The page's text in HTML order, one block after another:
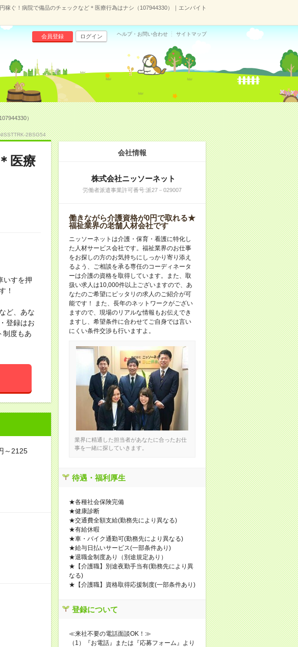
稼ぐ！病院で備品のチェックなど＊医療行為はナシ（107944330）｜エンバイト
会員登録 ログイン ヘルプ・お問い合わせ サイトマップ
）
2BSG54
医療
いすを押
！
ど、あな
登録はお
制度もあ
～2125
会社情報
株式会社ニッソーネット
労働者派遣事業許可番号:派27－029007
働きながら介護資格が0円で取れる★
福祉業界の老舗人材会社です
ニッソーネットは介護・保育・看護に特化し
た人材サービス会社です。福祉業界のお仕事
をお探しの方のお気持ちにしっかり寄り添え
るよう、ご相談を承る専任のコーディネータ
ーは介護の資格を取得しています。また、取
扱い求人は10,000件以上ございますので、あ
なたのご希望にピッタリの求人のご紹介が可
能です！ また、長年のネットワークがござい
ますので、現場のリアルな情報もお伝えでき
ますし、希望条件に合わせてご自身では言い
にくい条件交渉も行いますよ。
業界に精通した担当者があなたに合ったお仕
事を一緒に探していきます。
待遇・福利厚生
★各種社会保険完備
★健康診断
★交通費全額支給(勤務先により異なる)
★有給休暇
★車・バイク通勤可(勤務先により異なる)
★給与日払いサービス(一部条件あり)
★退職金制度あり（別途規定あり）
★【介護職】別途夜勤手当有(勤務先により異
なる)
★【介護職】資格取得応援制度(一部条件あり)
登録について
≪来社不要の電話面談OK！≫
（1）『お電話』または『応募フォーム』より